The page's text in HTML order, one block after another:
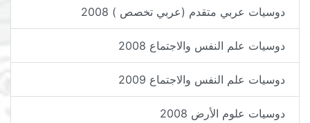
دوسيات عربي متقدم (عربي تخصص ) 2008
دوسيات علم النفس والاجتماع 2008
دوسيات علم النفس والاجتماع 2009
دوسيات علوم الأرض 2008